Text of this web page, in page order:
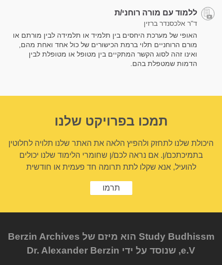
ללמוד עם מורה רוחני/ת
ד"ר אלכסנדר ברזין
האופי של מערכת היחסים בין תלמיד או תלמידה לבין מורתם או
מורם הרוחניים תלוי ברמת הכישורים של כול אחד ואחת מהם,
ואינו זהה לסוג הקשר המתקיים בין מטופל או מטופלת לבין
הדמות שמטפלת בהם.
תמכו בפרויקט שלנו
היכולת שלנו לתחזק ולהפיץ הלאה את האתר שלנו תלויה לחלוטין
בתמיכתכם/ן. אם נראה לכם/ן שחומרי הלימוד שלנו יכולים
להועיל, אנא שקלו לתת תרומה חד פעמית או חודשית
תרמו
Study Budhissm הוא מיזם של Berzin Archives
e.V, שנוסד על ידי Dr. Alexander Berzin